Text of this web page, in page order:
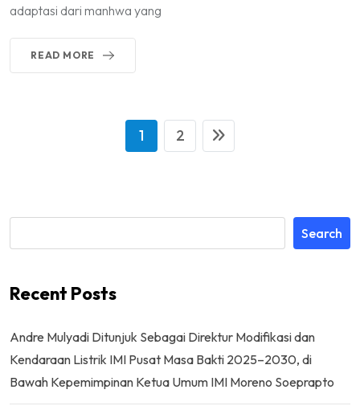
adaptasi dari manhwa yang
READ MORE
1 2
Search
Recent Posts
Andre Mulyadi Ditunjuk Sebagai Direktur Modifikasi dan
Kendaraan Listrik IMI Pusat Masa Bakti 2025–2030, di
Bawah Kepemimpinan Ketua Umum IMI Moreno Soeprapto